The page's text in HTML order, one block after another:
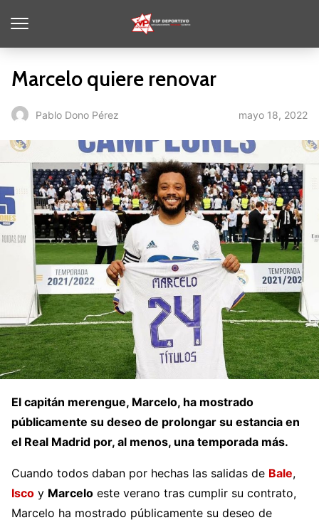
Marcelo quiere renovar
Pablo Dono Pérez mayo 18, 2022
El capitán merengue, Marcelo, ha mostrado
públicamente su deseo de prolongar su estancia en
el Real Madrid por, al menos, una temporada más.
Cuando todos daban por hechas las salidas de Bale,
Isco y Marcelo este verano tras cumplir su contrato,
Marcelo ha mostrado públicamente su deseo de